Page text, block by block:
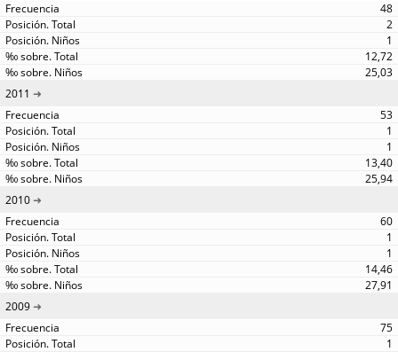
48
2
1
12,72
25,03
2011
53
1
1
13,40
25,94
2010
60
1
1
14,46
27,91
2009
75
1